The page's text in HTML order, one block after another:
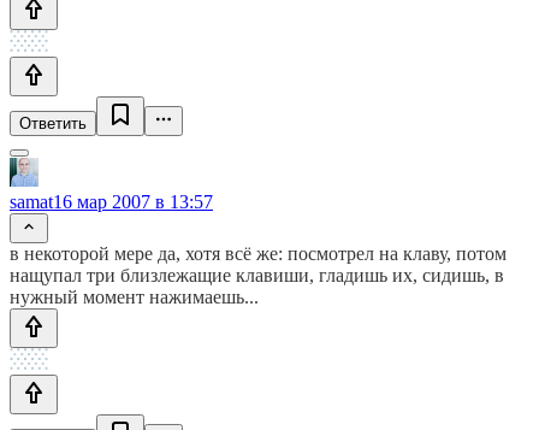
Ответить
samat16 мар 2007 в 13:57
в некоторой мере да, хотя всё же: посмотрел на клаву, потом
нащупал три близлежащие клавиши, гладишь их, сидишь, в
нужный момент нажимаешь...